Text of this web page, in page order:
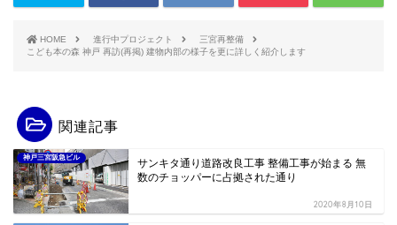
HOME 進行中プロジェクト
三宮再整備
こども本の森 神戸 再訪(再掲) 建物内部の様子を更に詳しく紹介します
関連記事
神戸三宮阪急ビル
サンキタ通り道路改良工事 整備工事が始まる 無
数のチョッパーに占拠された通り
2020年8月10日